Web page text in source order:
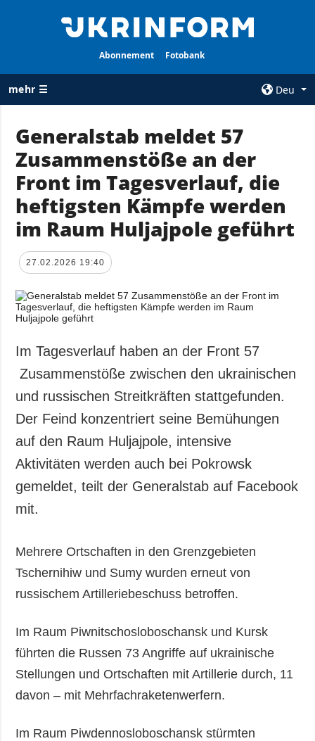
Abonnement Fotobank
mehr ☰
Deu
ALLE
RUBRIKEN
Krieg
Wiederaufbau
der Ukraine
Politik
Wirtschaft
Militär
Gesellschaft und
Sport
Kriminalität
Notstand und
Notfälle
AGENTUR
Über uns
Kontakte
services
Politik zur
personenbezogener
Daten
Veröffentlichungen
Interview
Fotos
Abonnement
Fotobank
Generalstab meldet 57
Zusammenstöße an der
Front im Tagesverlauf, die
heftigsten Kämpfe werden
im Raum Huljajpole geführt
27.02.2026 19:40
Im Tagesverlauf haben an der Front 57
Zusammenstöße zwischen den ukrainischen
und russischen Streitkräften stattgefunden.
Der Feind konzentriert seine Bemühungen
auf den Raum Huljajpole, intensive
Aktivitäten werden auch bei Pokrowsk
gemeldet, teilt der Generalstab auf Facebook
mit.
Mehrere Ortschaften in den Grenzgebieten
Tschernihiw und Sumy wurden erneut von
russischem Artilleriebeschuss betroffen.
Im Raum Piwnitschosloboschansk und Kursk
führten die Russen 73 Angriffe auf ukrainische
Stellungen und Ortschaften mit Artillerie durch, 11
davon – mit Mehrfachraketenwerfern.
Im Raum Piwdennosloboschansk stürmten